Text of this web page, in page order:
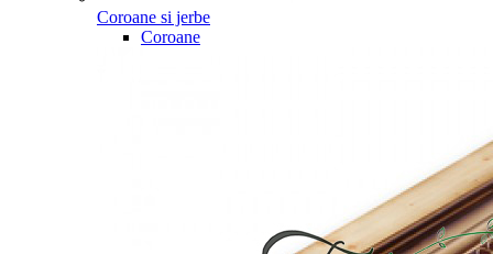
Coroane si jerbe
Coroane